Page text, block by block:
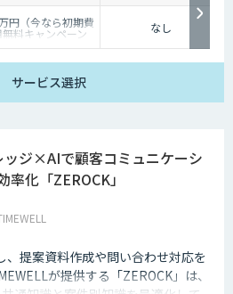
円（今なら初期費
無料キャンペーン
中）
なし
サービス選択
ッジ×AIで顧客コミュニケーシ
率化「ZEROCK」
、提案資料作成や問い合わせ対応を
が提供する「ZEROCK」は、